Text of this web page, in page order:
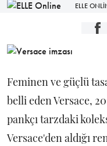
ELLE
Feminen ve güçlü
belli eden Versace,
pankçı tarzdaki
Versace'den aldığı